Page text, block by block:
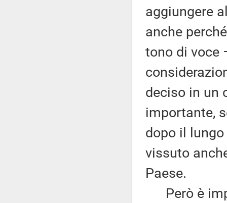
aggiungere
anche
tono di voce
deciso in un
importante,
dopo il
vissuto
Paese.
Però è